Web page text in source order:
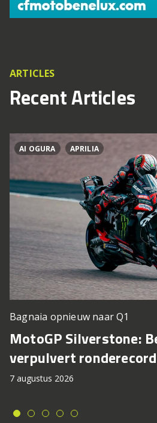
ARTICLES
Recent Articles
AI OGURA APRILIA
Bagnaia opnieuw naar Q1
MotoGP Silverstone:
verpulvert ronderecord
7 augustus 2026